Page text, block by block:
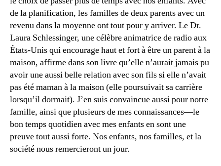
de la planification, les familles de deux parents avec un
revenu dans la moyenne ont tout pour y arriver. Le Dr.
Laura Schlessinger, une célèbre animatrice de radio aux
États-Unis qui encourage haut et fort à être un parent à la
maison, affirme dans son livre qu’elle n’aurait jamais pu
avoir une aussi belle relation avec son fils si elle n’avait
pas été maman à la maison (elle poursuivait sa carrière
lorsqu’il dormait). J’en suis convaincue aussi pour notre
famille, ainsi que plusieurs de mes connaissances—le
bon temps quotidien avec mes enfants en sont une
preuve tout aussi forte. Nos enfants, nos familles, et la
société nous remercieront un jour.